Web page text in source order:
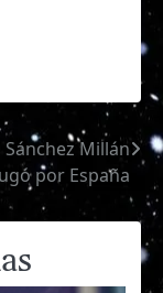
Sánchez Millán
por España